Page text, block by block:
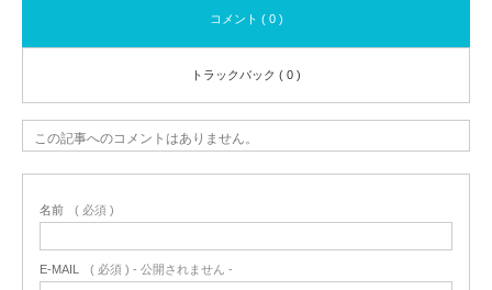
コメント ( 0 )
トラックバック ( 0 )
この記事へのコメントはありません。
名前 ( 必須 )
E-MAIL ( 必須 ) - 公開されません -